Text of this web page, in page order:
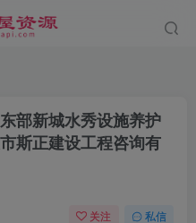
部新城水秀设施养护
斯正建设工程咨询有
关注 私信